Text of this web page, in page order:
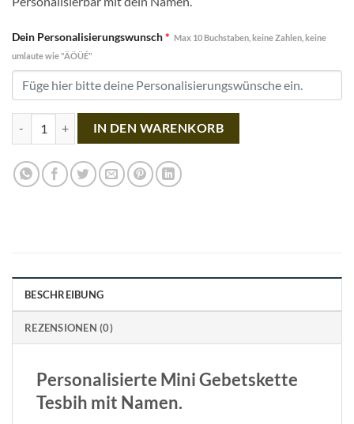
Dein Personalisierungswunsch* Max 10 Buchstaben, keine Zahlen, keine
umlaute wie "ÄÖÜÉ"
IN DEN WARENKORB
BESCHREIBUNG
REZENSIONEN (0)
Personalisierte Mini Gebetskette
Tesbih mit Namen.